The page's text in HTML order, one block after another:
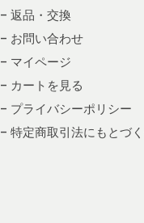
– 返品・交換
– お問い合わせ
– マイページ
– カートを見る
– プライバシーポリシー
– 特定商取引法にもとづ